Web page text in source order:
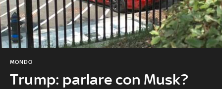
Trump: parlare con Musk?
MONDO